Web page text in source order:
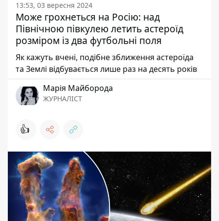
13:53, 03 вересня 2024
Може грохнеться на Росію: над
Північною півкулею летить астероїд
розміром із два футбольні поля
Як кажуть вчені, подібне зближення астероїда
та Землі відбувається лише раз на десять років
Марія Майборода
ЖУРНАЛІСТ
👍